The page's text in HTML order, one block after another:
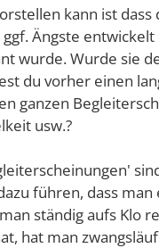
kann ist dass
Ängste entwickelt
wurde. Wurde sie
du vorher einen
ganzen
usw.?
führen, dass man
ständig aufs Klo
hat man